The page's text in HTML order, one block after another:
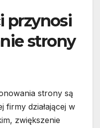
przynosi
strony
strony są
firmy działającej w
zwiększenie